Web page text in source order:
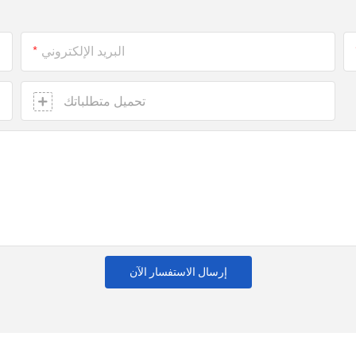
البريد الإلكتروني
تحميل متطلباتك
إرسال الاستفسار الآن